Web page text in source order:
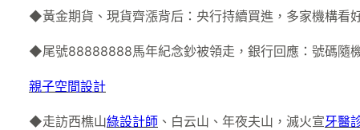
◆黃金期貨、現貨齊漲背后：央行持續買進，多家機構看
◆尾號88888888馬年紀念鈔被領走，銀行回應：號碼隨
親子空間設計
◆走訪西樵山綠設計師 、白云山、年夜夫山，滅火宣牙醫